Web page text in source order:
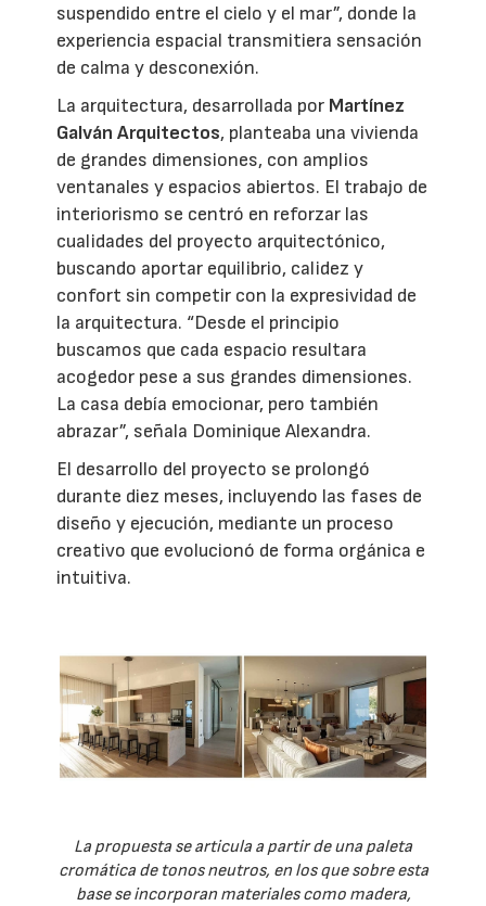
suspendido entre el cielo y el mar”, donde la
experiencia espacial transmitiera sensación
de calma y desconexión.
La arquitectura, desarrollada por Martínez
Galván Arquitectos, planteaba una vivienda
de grandes dimensiones, con amplios
ventanales y espacios abiertos. El trabajo de
interiorismo se centró en reforzar las
cualidades del proyecto arquitectónico,
buscando aportar equilibrio, calidez y
confort sin competir con la expresividad de
la arquitectura. “Desde el principio
buscamos que cada espacio resultara
acogedor pese a sus grandes dimensiones.
La casa debía emocionar, pero también
abrazar”, señala Dominique Alexandra.
El desarrollo del proyecto se prolongó
durante diez meses, incluyendo las fases de
diseño y ejecución, mediante un proceso
creativo que evolucionó de forma orgánica e
intuitiva.
La propuesta se articula a partir de una paleta
cromática de tonos neutros, en los que sobre esta
base se incorporan materiales como madera,